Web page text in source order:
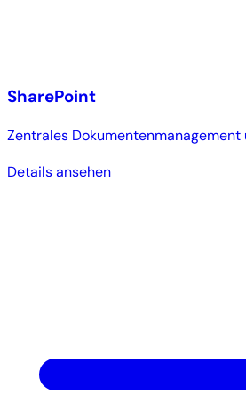
SharePoint
Zentrales
Details ansehen